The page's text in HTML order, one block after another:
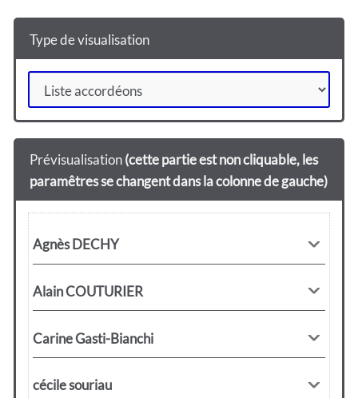
Type de visualisation
Prévisualisation(cette partie est non cliquable, les
paramêtres se changent dans la colonne de gauche)